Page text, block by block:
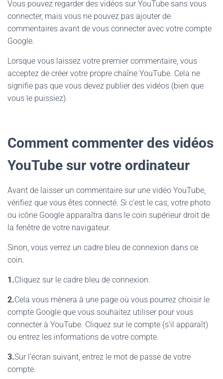
Vous pouvez regarder des vidéos sur YouTube sans vous
connecter, mais vous ne pouvez pas ajouter de
commentaires avant de vous connecter avec votre compte
Google.
Lorsque vous laissez votre premier commentaire, vous
acceptez de créer votre propre chaîne YouTube. Cela ne
signifie pas que vous devez publier des vidéos (bien que
vous le puissiez).
Comment commenter des vidéos
YouTube sur votre ordinateur
Avant de laisser un commentaire sur une vidéo YouTube,
vérifiez que vous êtes connecté. Si c’est le cas, votre photo
ou icône Google apparaîtra dans le coin supérieur droit de
la fenêtre de votre navigateur.
Sinon, vous verrez un cadre bleu de connexion dans ce
coin.
1.Cliquez sur le cadre bleu de connexion.
2.Cela vous mènera à une page où vous pourrez choisir le
compte Google que vous souhaitez utiliser pour vous
connecter à YouTube. Cliquez sur le compte (s’il apparaît)
ou entrez les informations de votre compte.
3.Sur l’écran suivant, entrez le mot de passe de votre
compte.